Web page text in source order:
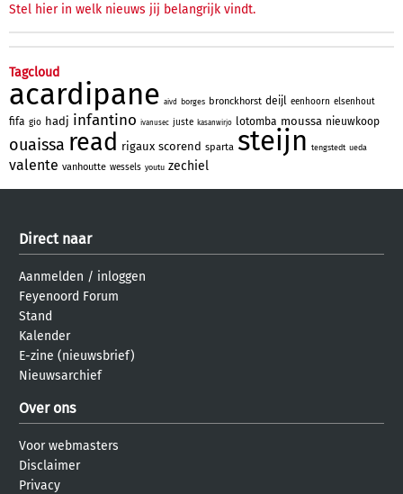
Stel hier in welk nieuws jij belangrijk vindt.
Tagcloud
acardipane aivd borges bronckhorst deijl eenhoorn elsenhout
fifa gio hadj infantino ivanusec juste kasanwirjo lotomba moussa nieuwkoop
ouaissa read rigaux scorend sparta steijn tengstedt ueda
valente vanhoutte wessels youtu zechiel
Direct naar
Aanmelden / inloggen
Feyenoord Forum
Stand
Kalender
E-zine (nieuwsbrief)
Nieuwsarchief
Over ons
Voor webmasters
Disclaimer
Privacy